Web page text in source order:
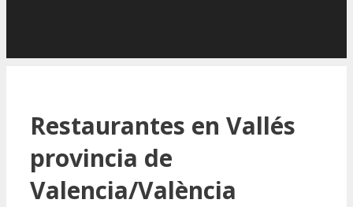
Restaurantes en Vallés
provincia de
Valencia/València